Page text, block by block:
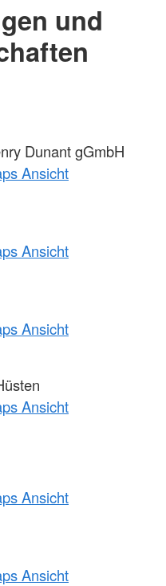
und
Dunant gGmbH
Ansicht
Ansicht
Ansicht
Ansicht
Ansicht
Ansicht